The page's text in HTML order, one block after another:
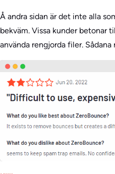
Å andra sidan är det inte alla
bekväm. Vissa kunder betonar
använda rengjorda filer.